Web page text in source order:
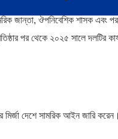
জান্তা, ঔপনিবেশিক শাসক এবং
পর থেকে ২০২৫ সালে দলটির
মির্জা দেশে সামরিক আইন জারি